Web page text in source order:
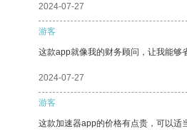
2024-07-27
游客
这款app就像我的财务顾问，让我能够
2024-07-27
游客
这款加速器app的价格有点贵，可以适